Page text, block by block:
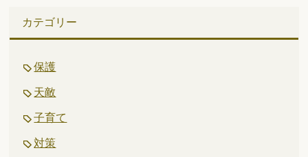
カテゴリー
保護
天敵
子育て
対策